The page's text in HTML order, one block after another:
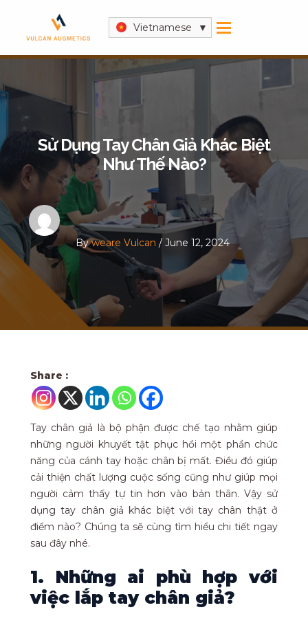
content
Vietnamese
Sử Dụng Tay Chân Giả Khác Biệt
Như Thế Nào?
Byweare Vulcan / June 12, 2024
Share :
Tay chân giả là bộ phận được chế tạo nhằm giúp
những người khuyết tật phục hồi một phần chức
năng của cánh tay hoặc chân bị mất. Điều đó giúp
cải thiện chất lượng cuộc sống cũng như giúp mọi
người cảm thấy tự tin hơn vào bản thân. Vậy sử
dụng tay chân giả khác biệt với tay chân thật ở
điểm nào? Chúng ta sẽ cùng tìm hiểu chi tiết ngay
sau đây nhé.
1. Những ai phù hợp với
việc lắp tay chân giả?
navigation